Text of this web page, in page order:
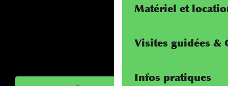
Matériel et
Visites guidées &
Infos pratiques